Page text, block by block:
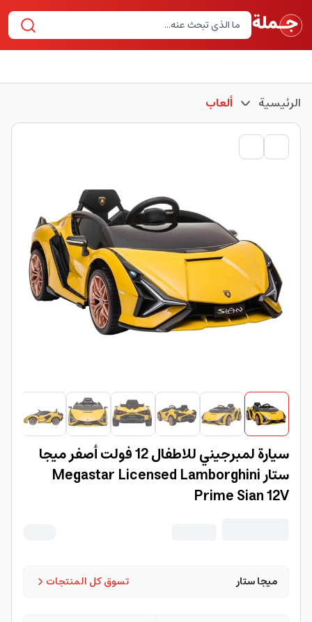
الرئيسية ألعاب
سيارة لمبرجيني للاطفال 12 فولت أصفر ميجا
ستار Megastar Licensed Lamborghini
Prime Sian 12V
تسوق كل المنتجات ميجا ستار